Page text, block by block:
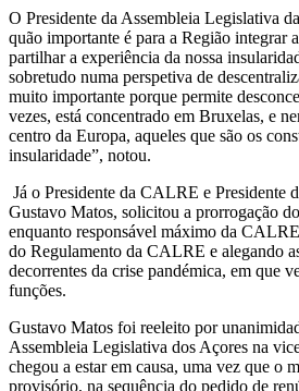
O Presidente da Assembleia Legislativa
quão importante é para a Região integrar
partilhar a experiência da nossa
sobretudo numa perspetiva de
muito importante porque permite
vezes, está concentrado em Bruxelas, e
centro da Europa, aqueles que são os
insularidade”, notou.
Já o Presidente da CALRE e Presidente
Gustavo Matos, solicitou a prorrogação
enquanto responsável máximo da
do Regulamento da CALRE e alegando
decorrentes da crise pandémica, em que
funções.
Gustavo Matos foi reeleito por
Assembleia Legislativa dos Açores na
chegou a estar em causa, uma vez que o
provisório, na sequência do pedido de